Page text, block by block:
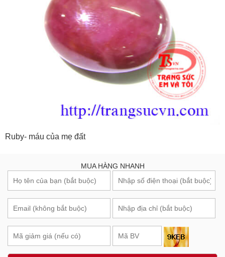
Ruby- máu của mẹ đất
MUA HÀNG NHANH